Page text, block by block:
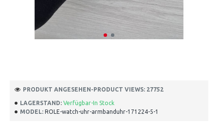
LAGERSTAND: Verfügbar-In Stock
MODEL: ROLE-watch-uhr-armbanduhr-171224-5-1
PRODUKT ANGESEHEN-PRODUCT VIEWS: 27752